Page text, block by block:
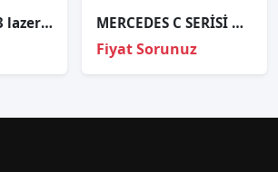
Mercedes w223 lazer lasher s400 s500 s600 led sağ sol far çıkma orj 2021-2023 MERCEDES C SERİSİ W204 SOL FAR CAMI SIFIR 07-11
Fiyat Sorunuz